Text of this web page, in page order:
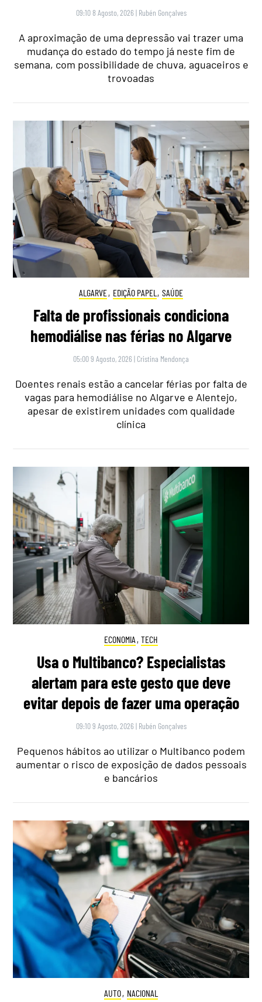
09:10 8 Agosto, 2026 | Rubén Gonçalves
A aproximação de uma depressão vai trazer uma
mudança do estado do tempo já neste fim de
semana, com possibilidade de chuva, aguaceiros e
trovoadas
ALGARVE, EDIÇÃO PAPEL , SAÚDE
Falta de profissionais condiciona
hemodiálise nas férias no Algarve
05:00 9 Agosto, 2026 | Cristina Mendonça
Doentes renais estão a cancelar férias por falta de
vagas para hemodiálise no Algarve e Alentejo,
apesar de existirem unidades com qualidade
clínica
ECONOMIA , TECH
Usa o Multibanco? Especialistas
alertam para este gesto que deve
evitar depois de fazer uma operação
09:10 9 Agosto, 2026 | Rubén Gonçalves
Pequenos hábitos ao utilizar o Multibanco podem
aumentar o risco de exposição de dados pessoais
e bancários
AUTO, NACIONAL